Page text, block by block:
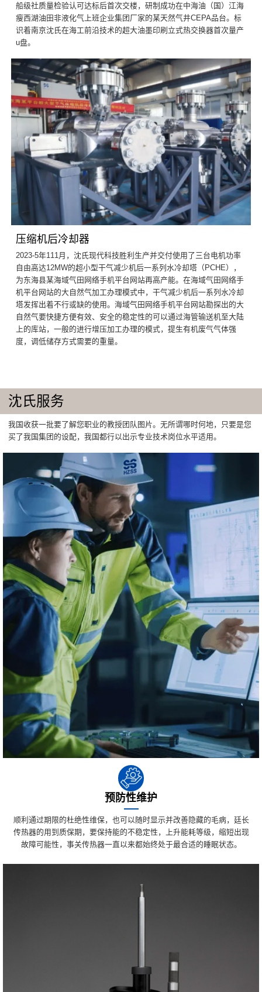
船级社质量检验认可达标后首次交楼，研制成功在中海油（国）江海
瘦西湖油田非液化气上班企业集团厂家的某天然气井CEPA品台。标
识着南京沈氏在海工前沿技术的超大油墨印刷立式热交换器首次量产
u盘。
压缩机后冷却器
2023-5年111月，沈氏现代科技胜利生产并交付使用了三台电机功率
自由高达12MW的超小型干气减少机后一系列水冷却塔（PCHE），
为东海县某海域气田网络手机平台网站再高产能。在海域气田网络手
机平台网站的大自然气加工办理模式中，干气减少机后一系列水冷却
塔发挥出着不行或缺的使用。海域气田网络手机平台网站勘探出的大
自然气要快捷方便有效、安全的稳定性的可以通过海管输送机至大陆
上的库站，一般的进行增压加工办理的模式，提生有机废气气体强
度，调低储存方式需要的重量。
沈氏服务
我国收获一批要了解您职业的教授团队图片。无所谓哪时何地，只要是您
买了我国集团的设配，我国都行以出示专业技术岗位水平适用。
预防性维护
顺利通过期限的杜绝性维保，也可以随时显示并改善隐藏的毛病，廷长
传热器的用到质保期，要保持能的不稳定性，上升能耗等级，缩短出现
故障可能性，事关传热器一直以来都始终处于最合适的睡眠状态。